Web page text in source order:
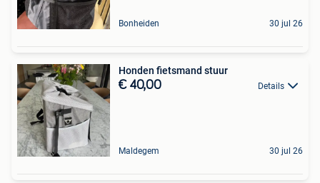
Bonheiden 30 jul 26
Honden fietsmand stuur
€ 40,00 Details
Maldegem 30 jul 26